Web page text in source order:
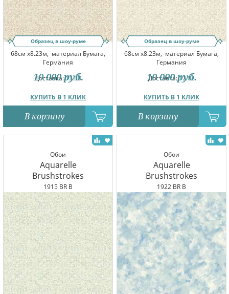
Образец в шоу-руме
68см x8.23м, материал Бумага,
Германия
Доставка:12.08
КУПИТЬ В 1 КЛИК
10 000 руб.
В корзину
Образец в шоу-руме
68см x8.23м, материал Бумага,
Германия
Доставка:12.08
КУПИТЬ В 1 КЛИК
10 000 руб.
В корзину
Обои
Aquarelle
Brushstrokes
1915 BR B
Обои
Aquarelle
Brushstrokes
1922 BR B